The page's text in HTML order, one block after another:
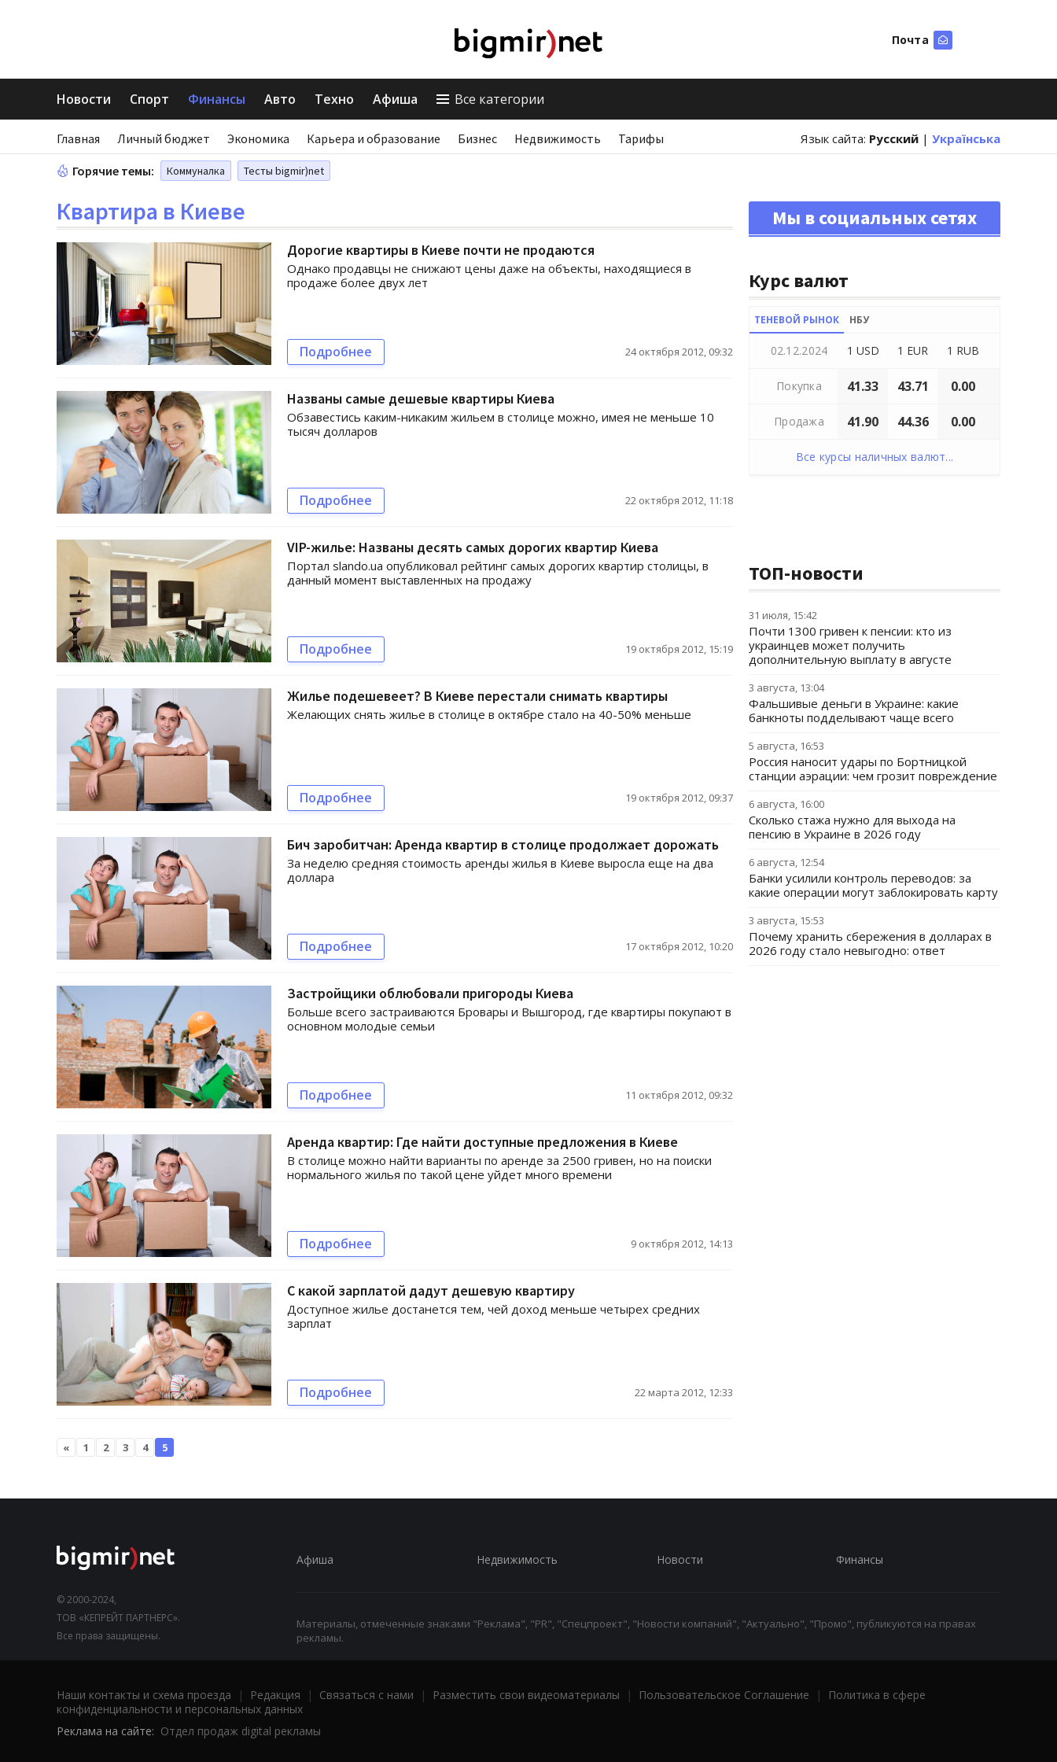
Почта
Новости Спорт Финансы Авто Техно Афиша Все категории
Главная Личный бюджет Экономика Карьера и образование Бизнес Недвижимость Тарифы Язык сайта: Русский | Українська
Горячие темы: Коммуналка Тесты bigmir)net
Квартира в Киеве
Дорогие квартиры в Киеве почти не продаются
Однако продавцы не снижают цены даже на объекты, находящиеся в
продаже более двух лет
Подробнее 24 октября 2012, 09:32
Названы самые дешевые квартиры Киева
Обзавестись каким-никаким жильем в столице можно, имея не меньше 10
тысяч долларов
Подробнее 22 октября 2012, 11:18
VIP-жилье: Названы десять самых дорогих квартир Киева
Портал slando.ua опубликовал рейтинг самых дорогих квартир столицы, в
данный момент выставленных на продажу
Подробнее 19 октября 2012, 15:19
Жилье подешевеет? В Киеве перестали снимать квартиры
Желающих снять жилье в столице в октябре стало на 40-50% меньше
Подробнее 19 октября 2012, 09:37
Бич заробитчан: Аренда квартир в столице продолжает дорожать
За неделю средняя стоимость аренды жилья в Киеве выросла еще на два
доллара
Подробнее 17 октября 2012, 10:20
Застройщики облюбовали пригороды Киева
Больше всего застраиваются Бровары и Вышгород, где квартиры покупают в
основном молодые семьи
Подробнее 11 октября 2012, 09:32
Аренда квартир: Где найти доступные предложения в Киеве
В столице можно найти варианты по аренде за 2500 гривен, но на поиски
нормального жилья по такой цене уйдет много времени
Подробнее 9 октября 2012, 14:13
С какой зарплатой дадут дешевую квартиру
Доступное жилье достанется тем, чей доход меньше четырех средних
зарплат
Подробнее 22 марта 2012, 12:33
« 1 2 3 4 5
Мы в социальных сетях
Курс валют
ТЕНЕВОЙ РЫНОК НБУ
02.12.2024 1 USD 1 EUR 1 RUB
Покупка 41.33 43.71 0.00
Продажа 41.90 44.36 0.00
Все курсы наличных валют...
ТОП-новости
31 июля, 15:42
Почти 1300 гривен к пенсии: кто из
украинцев может получить
дополнительную выплату в августе
3 августа, 13:04
Фальшивые деньги в Украине: какие
банкноты подделывают чаще всего
5 августа, 16:53
Россия наносит удары по Бортницкой
станции аэрации: чем грозит повреждение
6 августа, 16:00
Сколько стажа нужно для выхода на
пенсию в Украине в 2026 году
6 августа, 12:54
Банки усилили контроль переводов: за
какие операции могут заблокировать карту
3 августа, 15:53
Почему хранить сбережения в долларах в
2026 году стало невыгодно: ответ
© 2000-2024,
ТОВ «КЕПРЕЙТ ПАРТНЕРС».
Все права защищены.
Афиша Недвижимость Новости Финансы
Материалы, отмеченные знаками "Реклама", "PR", "Спецпроект", "Новости компаний", "Актуально", "Промо", публикуются на правах
рекламы.
Наши контакты и схема проезда | Редакция | Связаться с нами | Разместить свои видеоматериалы | Пользовательское Соглашение |
Политика в сфере
конфиденциальности и персональных данных
Реклама на сайте: Отдел продаж digital рекламы